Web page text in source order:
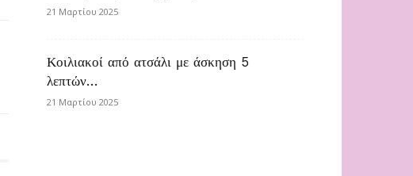
21 Μαρτίου 2025
Κοιλιακοί από ατσάλι με άσκηση 5
λεπτών…
21 Μαρτίου 2025